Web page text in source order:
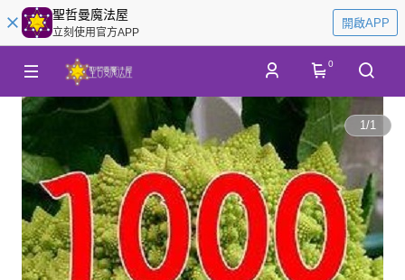
聖哲曼魔法屋
立刻使用官方APP
開啟APP
0
1/1